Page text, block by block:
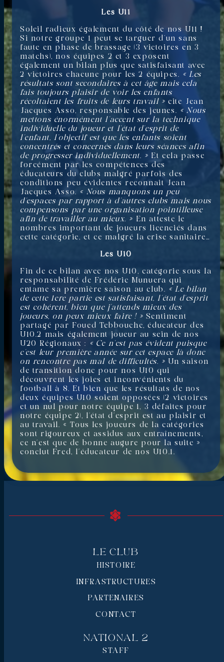
Les U11
Soleil radieux également du côté de nos U11 !
Si notre groupe 1 peut se targuer d’un sans
faute en phase de brassage (3 victoires en 3
matchs), nos équipes 2 et 3 exposent
également un bilan plus que satisfaisant avec
2 victoires chacune pour les 2 équipes. « Les
résultats sont secondaires à cet âge mais cela
fais toujours plaisir de voir les enfants
récoltaient les fruits de leurs travail »cite Jean
Jacques Asso, responsable des jeunes. « Nous
mettons énormément l’accent sur la technique
individuelle du joueur et l’état d’esprit de
l’enfant, l’objectif est que les enfants soient
concentrés et concernés dans leurs séances afin
de progresser individuellement. » Et cela passe
forcément par les compétences des
éducateurs du clubs malgré parfois des
conditions peu évidentes reconnait Jean
Jacques Asso. « Nous manquons un peu
d’espaces par rapport à d’autres clubs mais nous
compensons par une organisation pointilleuse
afin de travailler au mieux. » En atteste le
nombres important de joueurs licenciés dans
cette catégorie, et ce malgré la crise sanitaire…
Les U10
Fin de ce bilan avec nos U10, catégorie sous la
responsabilité de Frédéric Munuera qui
entame sa première saison au club. « Le bilan
de cette 1ere partie est satisfaisant, l’état d’esprit
est cohérent, bien que j’attends mieux des
joueurs, on peux mieux faire ! » Sentiment
partagé par Foued Tebbouche, éducateur des
U10.2 mais également joueur au sein de nos
U20 Régionaux : « Ce n’est pas évident puisque
c’est leur première année sur cet espace là donc
on rencontre pas mal de difficultés. » Un saison
de transition donc pour nos U10 qui
découvrent les joies et inconvénients du
football à 8. Et bien que les résultats de nos
deux équipes U10 soient opposées (2 victoires
et un nul pour notre équipe 1, 3 défaites pour
notre équipe 2), l’état d’esprit est au plaisir et
au travail. « Tous les joueurs de la catégories
sont rigoureux et assidus aux entraînements,
ce n’est que de bonne augure pour la suite »
conclut Fred, l’éducateur de nos U10.1.
Le Club
HISTOIRE
INFRASTRUCTURES
PARTENAIRES
CONTACT
National 2
STAFF